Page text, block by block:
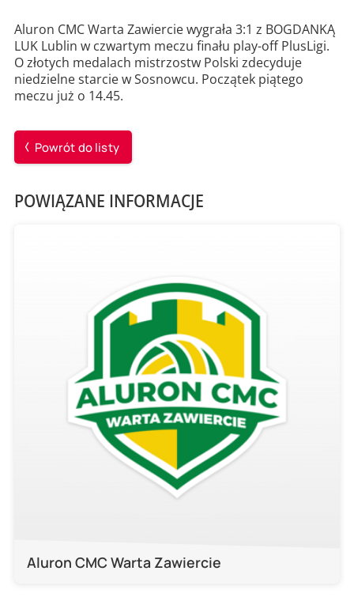
Aluron CMC Warta Zawiercie wygrała 3:1 z BOGDANKĄ
LUK Lublin w czwartym meczu finału play-off PlusLigi.
O złotych medalach mistrzostw Polski zdecyduje
niedzielne starcie w Sosnowcu. Początek piątego
meczu już o 14.45.
Powrót do listy
POWIĄZANE INFORMACJE
Aluron CMC Warta Zawiercie